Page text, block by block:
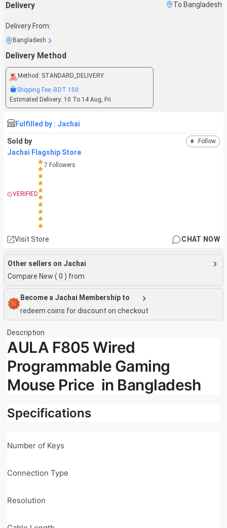
Delivery To Bangladesh
Delivery From:
Bangladesh
Delivery Method
Method: STANDARD_DELIVERY
Shipping Fee:-BDT 150
Estimated Delivery: 10 To 14 Aug, Fri
Fulfilled by : Jachai
Sold by + Follow
Jachai Flagship Store
VERIFIED
7 Followers
Visit Store CHAT NOW
Other sellers on Jachai
Compare New ( 0 ) from
Become a Jachai Membership to
redeem coins for discount on checkout
Description
AULA F805 Wired
Programmable Gaming
Mouse Price in Bangladesh
Specifications
Number of Keys
Connection Type
Resolution